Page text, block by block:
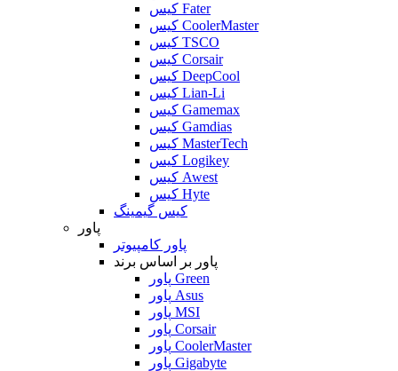
کیس Fater
کیس CoolerMaster
کیس TSCO
کیس Corsair
کیس DeepCool
کیس Lian-Li
کیس Gamemax
کیس Gamdias
کیس MasterTech
کیس Logikey
کیس Awest
کیس Hyte
کیس گیمینگ
پاور
پاور کامپیوتر
پاور بر اساس برند
پاور Green
پاور Asus
پاور MSI
پاور Corsair
پاور CoolerMaster
پاور Gigabyte